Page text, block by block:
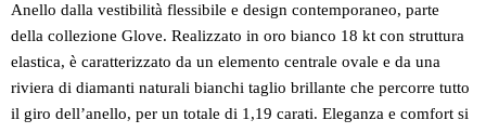
Anello dalla vestibilità flessibile e design contemporaneo, parte
della collezione Glove. Realizzato in oro bianco 18 kt con struttura
elastica, è caratterizzato da un elemento centrale ovale e da una
riviera di diamanti naturali bianchi taglio brillante che percorre tutto
il giro dell’anello, per un totale di 1,19 carati. Eleganza e comfort si